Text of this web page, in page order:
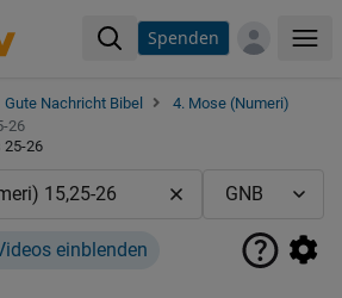
Spenden
Gute Nachricht Bibel
4. Mose (Numeri)
26
25-26
einblenden